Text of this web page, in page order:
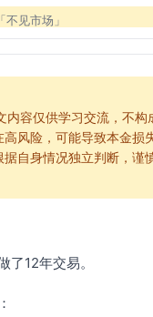
见市场」
的三个层次
无常」
不见无常」
法
内容仅供学习交流，不构
风险，可能导致本金损
自身情况独立判断，谨
了12年交易。